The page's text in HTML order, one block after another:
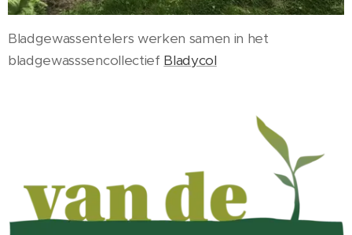
Bladgewassentelers werken samen in het
bladgewasssencollectief Bladycol